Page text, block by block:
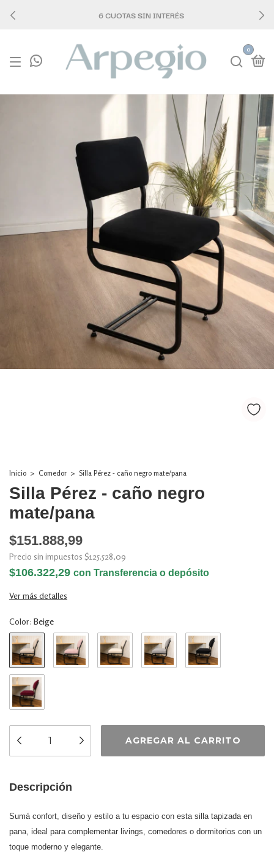
6 CUOTAS SIN INTERÉS
0
Inicio > Comedor > Silla Pérez - caño negro mate/pana
Silla Pérez - caño negro
mate/pana
$151.888,99
Precio sin impuestos $125.528,09
$106.322,29 con Transferencia o depósito
Ver más detalles
Color: Beige
Descripción
Sumá confort, diseño y estilo a tu espacio con esta silla tapizada en
pana, ideal para complementar livings, comedores o dormitorios con un
toque moderno y elegante.